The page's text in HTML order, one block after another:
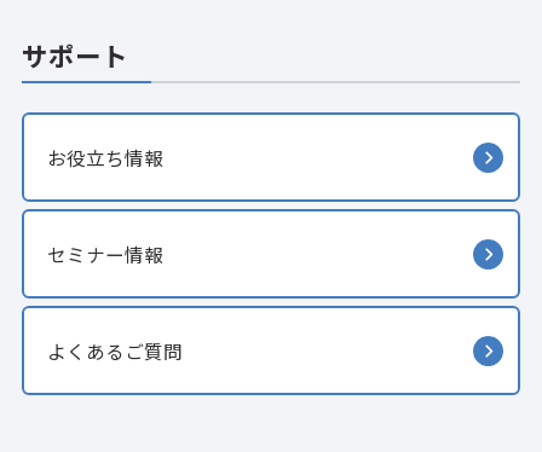
サポート
お役立ち情報
セミナー情報
よくあるご質問